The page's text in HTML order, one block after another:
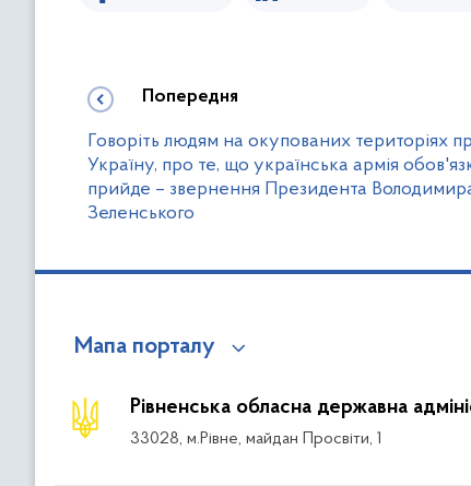
Попередня
Говоріть людям на окупованих територіях
Україну, про те, що українська армія
прийде – звернення Президента
Зеленського
Мапа порталу
Рівненська обласна державна
33028, м.Рівне, майдан Просвіти, 1